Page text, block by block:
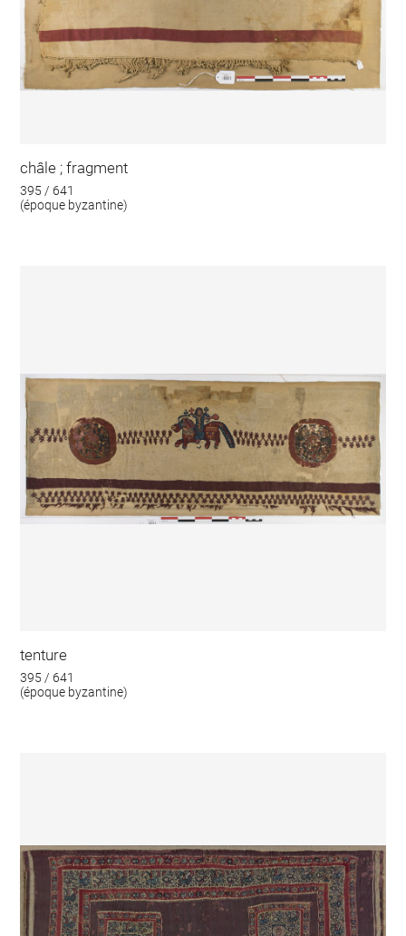
châle ; fragment
395 / 641
(époque byzantine)
tenture
395 / 641
(époque byzantine)